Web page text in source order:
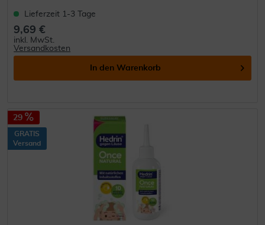
Lieferzeit 1-3 Tage
9,69 €
inkl. MwSt.
Versandkosten
In den Warenkorb
29
GRATIS
Versand